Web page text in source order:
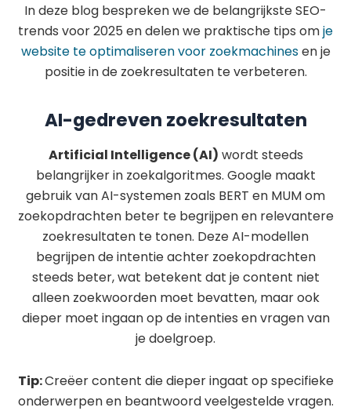
In deze blog bespreken we de belangrijkste SEO-
trends voor 2025 en delen we praktische tips omje
website te optimaliseren voor zoekmachinesen je
positie in de zoekresultaten te verbeteren.
AI-gedreven zoekresultaten
Artificial Intelligence (AI) wordt steeds
belangrijker in zoekalgoritmes. Google maakt
gebruik van AI-systemen zoals BERT en MUM om
zoekopdrachten beter te begrijpen en relevantere
zoekresultaten te tonen. Deze AI-modellen
begrijpen de intentie achter zoekopdrachten
steeds beter, wat betekent dat je content niet
alleen zoekwoorden moet bevatten, maar ook
dieper moet ingaan op de intenties en vragen van
je doelgroep.
Tip:Creëer content die dieper ingaat op specifieke
onderwerpen en beantwoord veelgestelde vragen.